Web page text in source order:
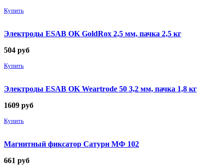
Купить
Электроды ESAB OK GoldRox 2,5 мм, пачка 2,5 кг
504 руб
Купить
Электроды ESAB OK Weartrode 50 3,2 мм, пачка 1,8 кг
1609 руб
Купить
Магнитный фиксатор Сатурн МФ 102
661 руб